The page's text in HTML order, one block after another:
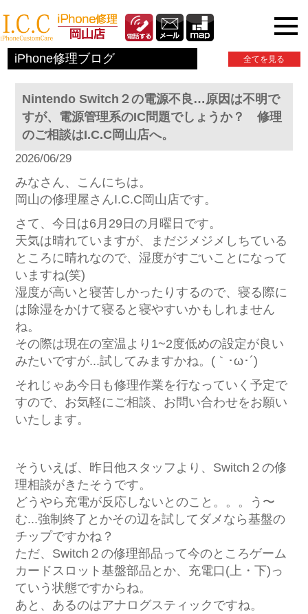
iPhone修理ブログ 全てを見る
Nintendo Switch２の電源不良…原因は不明で
すが、電源管理系のIC問題でしょうか？ 修理
のご相談はI.C.C岡山店へ。
2026/06/29
みなさん、こんにちは。
岡山の修理屋さんI.C.C岡山店です。
さて、今日は6月29日の月曜日です。
天気は晴れていますが、まだジメジメしちている
ところに晴れなので、湿度がすごいことになって
いますね(笑)
湿度が高いと寝苦しかったりするので、寝る際に
は除湿をかけて寝ると寝やすいかもしれません
ね。
その際は現在の室温より1~2度低めの設定が良い
みたいですが...試してみますかね。(｀･ω･´)
それじゃあ今日も修理作業を行なっていく予定で
すので、お気軽にご相談、お問い合わせをお願い
いたします。
そういえば、昨日他スタッフより、Switch２の修
理相談がきたそうです。
どうやら充電が反応しないとのこと。。。う〜
む...強制終了とかその辺を試してダメなら基盤の
チップですかね？
ただ、Switch２の修理部品って今のところゲーム
カードスロット基盤部品とか、充電口(上・下)っ
ていう状態ですからね。
あと、あるのはアナログスティックですね。